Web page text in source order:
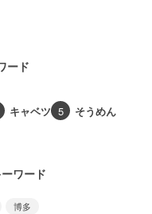
ード
キャベツ 5 そうめん
ワード
博多